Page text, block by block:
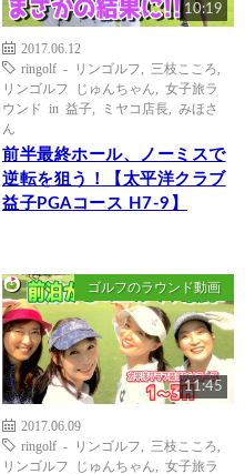
10:19
2017.06.12
ringolf - リンゴルフ
三枝こころ
リンゴルフ じゅんちゃん
女子旅ラ
ウンド in 益子
ミヤコ店長
みほさ
ん
前半最終ホール、ノーミスで
逆転を狙う！【太平洋クラブ
益子PGAコース H7-9】
ゴルフのラウンド動画
11:45
2017.06.09
ringolf - リンゴルフ
三枝こころ
リンゴルフ じゅんちゃん
女子旅ラ